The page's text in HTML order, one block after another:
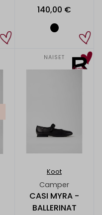
140,00 €
NAISET
Koot
Camper
CASI MYRA -
BALLERINAT